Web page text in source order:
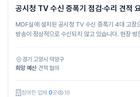
공시청 TV 수신 증폭기 점검·수리 견적
MDF실에 설치된 공시청 TV 수신 증폭기 4대 고장
방송이 정상적으로 수신되지 않고 있습니다. 현장 방
경기 고양시 덕양구
희망 예산 견적 협의
참여한 업체 0곳 16